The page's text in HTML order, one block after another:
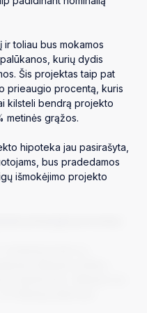
toliau bus mokamos
kurių dydis
Šis projektas taip pat
prieaugio procentą, kuris
kilsteli bendrą projekto
metinės grąžos.
hipoteka jau pasirašyta,
bus pradedamos
išmokėjimo projekto